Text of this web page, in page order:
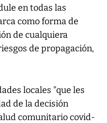
en todas las
como forma de
de cualquiera
de propagación,
locales "que les
de la decisión
comunitario covid-